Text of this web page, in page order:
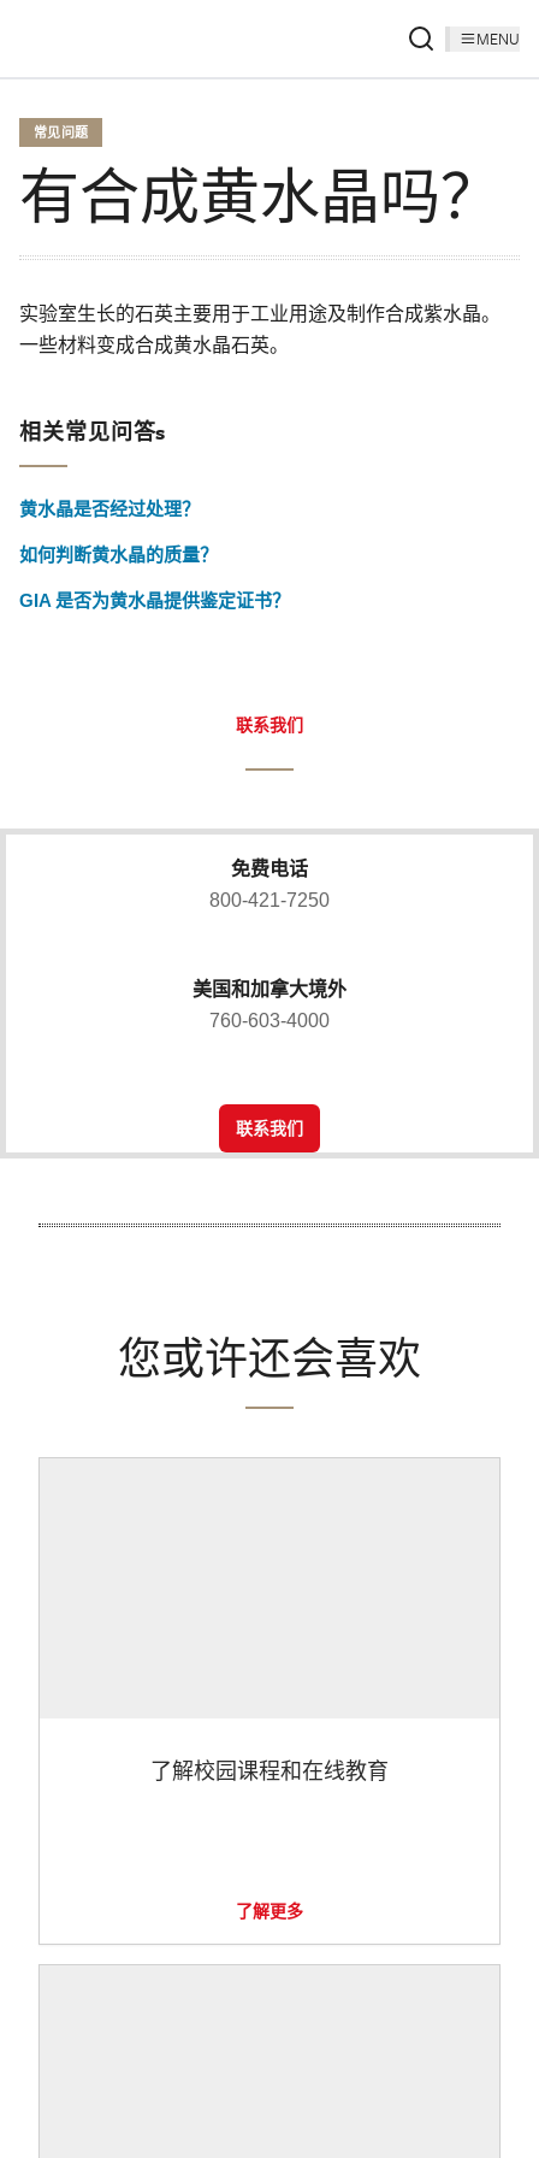
MENU
常见问题
有合成黄水晶吗？
实验室生长的石英主要用于工业用途及制作合成紫水晶。
一些材料变成合成黄水晶石英。
相关常见问答s
黄水晶是否经过处理？
如何判断黄水晶的质量？
GIA 是否为黄水晶提供鉴定证书？
联系我们
免费电话
800-421-7250
美国和加拿大境外
760-603-4000
联系我们
您或许还会喜欢
了解校园课程和在线教育
了解更多